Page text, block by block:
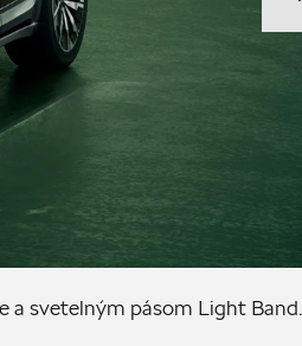
a svetelným pásom Light Band.